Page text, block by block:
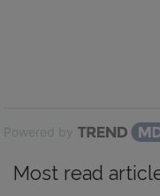
Powered by
Most read